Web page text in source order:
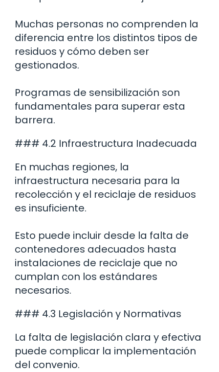
Muchas personas no comprenden la
diferencia entre los distintos tipos de
residuos y cómo deben ser
gestionados.
Programas de sensibilización son
fundamentales para superar esta
barrera.
### 4.2 Infraestructura Inadecuada
En muchas regiones, la
infraestructura necesaria para la
recolección y el reciclaje de residuos
es insuficiente.
Esto puede incluir desde la falta de
contenedores adecuados hasta
instalaciones de reciclaje que no
cumplan con los estándares
necesarios.
### 4.3 Legislación y Normativas
La falta de legislación clara y efectiva
puede complicar la implementación
del convenio.